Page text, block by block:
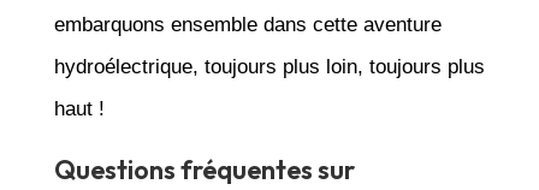
embarquons ensemble dans cette aventure
hydroélectrique, toujours plus loin, toujours plus
haut !
Questions fréquentes sur